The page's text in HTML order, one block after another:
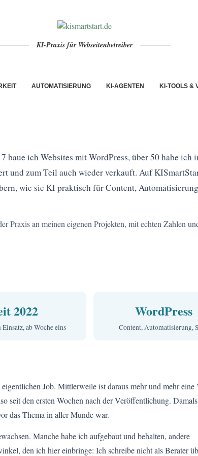
KI-Praxis für Webseitenbetreiber
AUTOMATISIERUNG KI-AGENTEN KI-TOOLS &
baue ich Websites mit WordPress, über 50 habe ich
und zum Teil auch wieder verkauft. Auf
wie sie KI praktisch für Content,
Praxis an meinen eigenen Projekten, mit echten Zahlen
2022
ab Woche eins
WordPress
Content, Automatisierung,
Job. Mittlerweile ist daraus mehr und mehr
seit den ersten Wochen nach der Veröffentlichung.
das Thema in aller Munde war.
Manche habe ich aufgebaut und behalten, andere
den ich hier einbringe: Ich schreibe nicht als Berater